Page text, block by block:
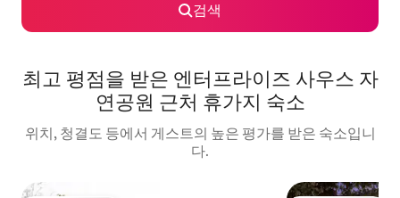
검색
최고 평점을 받은 엔터프라이즈 사우스 자
연공원 근처 휴가지 숙소
위치, 청결도 등에서 게스트의 높은 평가를 받은 숙소입니
다.